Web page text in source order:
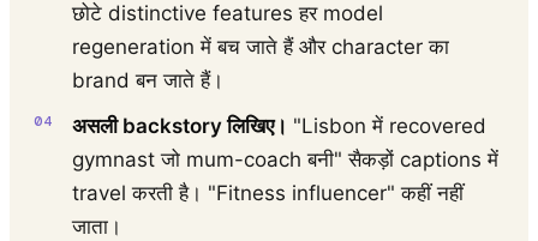
छोटे distinctive features हर model
regeneration में बच जाते हैं और character का
brand बन जाते हैं।
असली backstory लिखिए। "Lisbon में recovered
gymnast जो mum-coach बनी" सैकड़ों captions में
travel करती है। "Fitness influencer" कहीं नहीं
जाता।